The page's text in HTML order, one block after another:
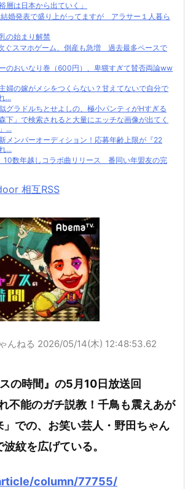
層は日本から出ていく」
婚発表で盛り上がってますが アラサー１人暮ら
の始まり解禁
次ぐスマホゲーム、倒産も急増 過去最多ペースで
ーのおいなり巻（600円）、卑猥すぎて賛否両論ww
婦の嫁がメシをつくらない？甘えてないで自分で
...
グラドルちとせよしの、極小パンティがHすぎる
下」で検索されると大量にエッチな画像が出てく
...
メンバーオーディション！応募年齢上限が『22
...
10数年越しコラボ曲リリース 番同い年盟友の完
相互RSS
んねる 2026/05/14(木) 12:48:53.62
の時間』の5月10日放送回
不能のガチ説教！千鳥も震えあが
」での、お笑い芸人・野田ちゃん
紋を広げている。
column/77755/